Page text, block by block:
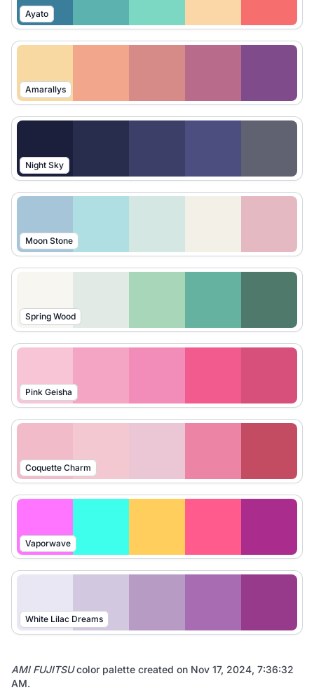
Ayato
Amarallys
Night Sky
Moon Stone
Spring Wood
Pink Geisha
Coquette Charm
Vaporwave
White Lilac Dreams
AMI FUJITSUcolor palette created on Nov 17, 2024, 7:36:32
AM.